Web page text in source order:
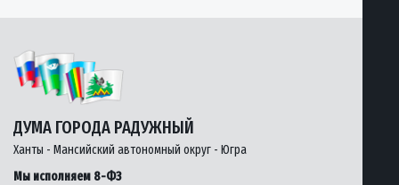
ДУМА ГОРОДА РАДУЖНЫЙ
Ханты - Мансийский автономный округ - Югра
Мы исполняем 8-ФЗ